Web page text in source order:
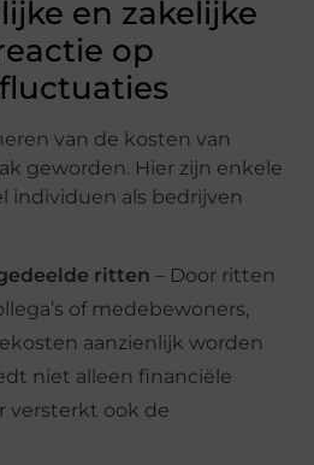
en zakelijke
op
van de kosten van
geworden. Hier zijn enkele
individuen als bedrijven
ritten – Door ritten
of medebewoners,
aanzienlijk worden
niet alleen financiële
versterkt ook de